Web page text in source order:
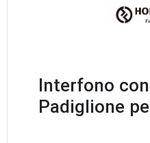
Interfono
Padiglione